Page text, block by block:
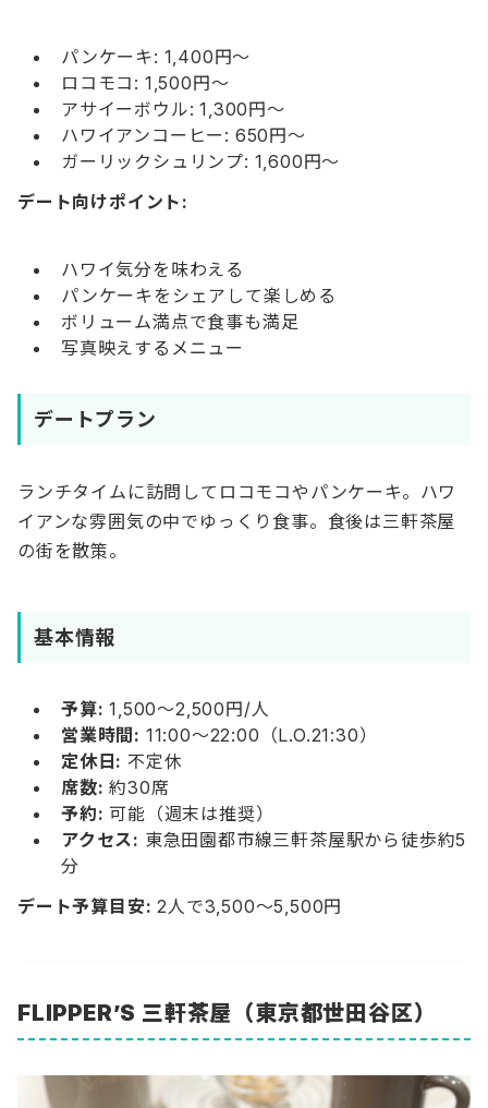
パンケーキ: 1,400円〜
ロコモコ: 1,500円〜
アサイーボウル: 1,300円〜
ハワイアンコーヒー: 650円〜
ガーリックシュリンプ: 1,600円〜
デート向けポイント:
ハワイ気分を味わえる
パンケーキをシェアして楽しめる
ボリューム満点で食事も満足
写真映えするメニュー
デートプラン
ランチタイムに訪問してロコモコやパンケーキ。ハワ
イアンな雰囲気の中でゆっくり食事。食後は三軒茶屋
の街を散策。
基本情報
予算: 1,500〜2,500円/人
営業時間: 11:00〜22:00（L.O.21:30）
定休日: 不定休
席数: 約30席
予約: 可能（週末は推奨）
アクセス: 東急田園都市線三軒茶屋駅から徒歩約5
分
デート予算目安: 2人で3,500〜5,500円
FLIPPER’S 三軒茶屋 （東京都世田谷区）